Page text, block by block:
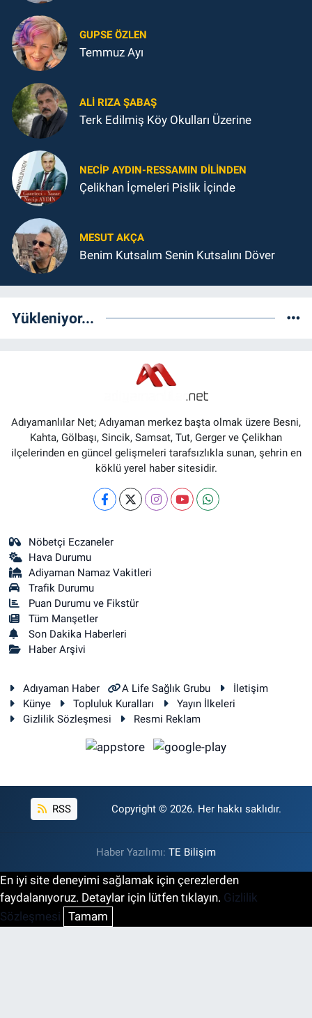
GUPSE ÖZLEN
Temmuz Ayı
ALI RIZA ŞABAŞ
Terk Edilmiş Köy Okulları Üzerine
NECIP AYDIN-RESSAMIN DILINDEN
Çelikhan İçmeleri Pislik İçinde
MESUT AKÇA
Benim Kutsalım Senin Kutsalını Döver
Yükleniyor...
Adıyamanlılar Net; Adıyaman merkez başta olmak üzere Besni,
Kahta, Gölbaşı, Sincik, Samsat, Tut, Gerger ve Çelikhan
ilçelerinden en güncel gelişmeleri tarafsızlıkla sunan, şehrin en
köklü yerel haber sitesidir.
Nöbetçi Eczaneler
Hava Durumu
Adiyaman Namaz Vakitleri
Trafik Durumu
Puan Durumu ve Fikstür
Tüm Manşetler
Son Dakika Haberleri
Haber Arşivi
Adıyaman Haber A Life Sağlık Grubu
İletişim
Künye
Topluluk Kuralları
Yayın İlkeleri
Gizlilik Sözleşmesi
Resmi Reklam
RSS Copyright © 2026. Her hakkı saklıdır.
Haber Yazılımı: TE Bilişim
En iyi site deneyimi sağlamak için çerezlerden
faydalanıyoruz. Detaylar için lütfen tıklayın. Gizlilik
Sözleşmesi Tamam